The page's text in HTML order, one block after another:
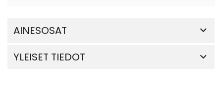
AINESOSAT
YLEISET TIEDOT